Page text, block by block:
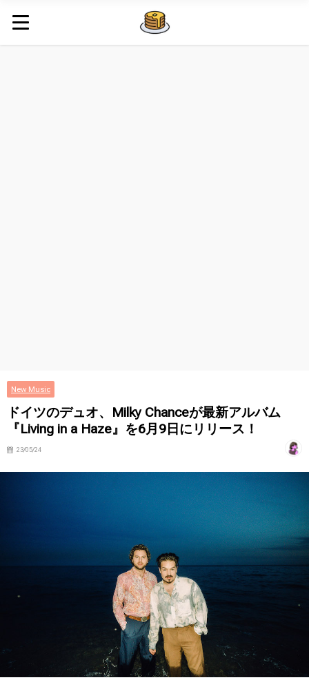
New Music
ドイツのデュオ、Milky Chanceが最新アルバム
『Living in a Haze』を6月9日にリリース！
23/05/24